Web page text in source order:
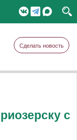
Сделать новость
с